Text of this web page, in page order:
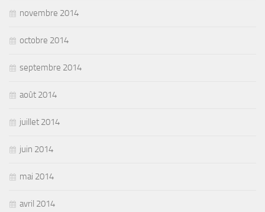
novembre 2014
octobre 2014
septembre 2014
août 2014
juillet 2014
juin 2014
mai 2014
avril 2014